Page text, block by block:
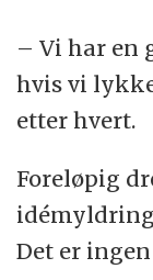
– Vi har en
hvis vi
etter hvert.
Foreløpig
Det er